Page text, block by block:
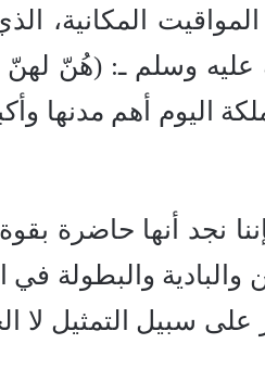
المكانية،
عليه وسلم ـ: (هُنّ
اليوم أهم مدنها
نجد أنها حاضرة
والبادية والبطولة
سبيل التمثيل لا